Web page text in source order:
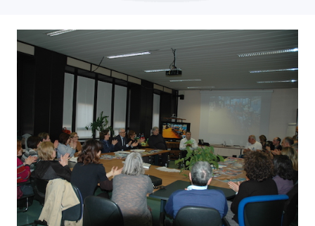
Sportelli informativi Cip presso le